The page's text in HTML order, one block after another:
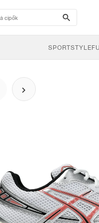
search-
btn
SPORTSTYLE